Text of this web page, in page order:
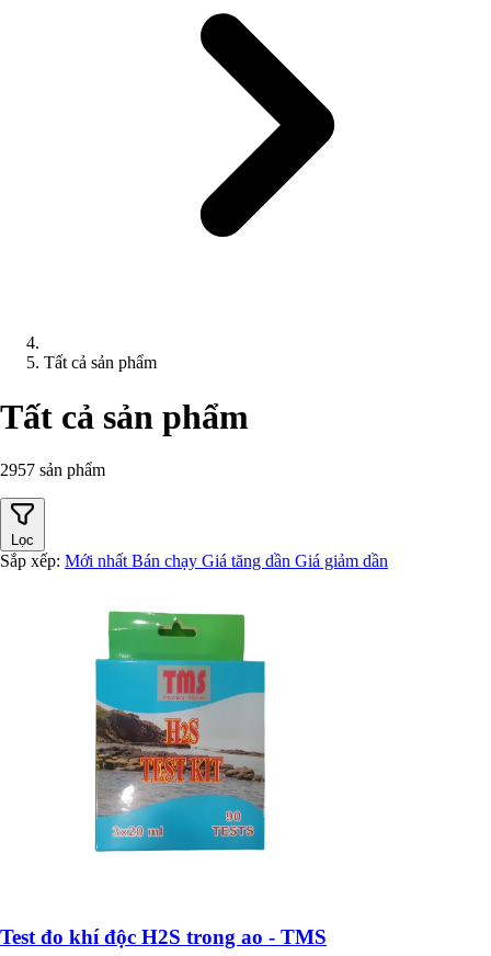
Tất cả sản phẩm
Tất cả sản phẩm
2957 sản phẩm
Lọc
Sắp xếp: Mới nhất Bán chạy Giá tăng dần Giá giảm dần
Test đo khí độc H2S trong ao - TMS